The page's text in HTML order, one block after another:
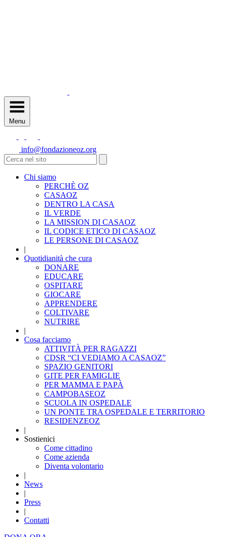
Menu
info@fondazioneoz.org
Chi siamo
PERCHÈ OZ
CASAOZ
DENTRO LA CASA
IL VERDE
LA MISSION DI CASAOZ
IL CODICE ETICO DI CASAOZ
LE PERSONE DI CASAOZ
|
Quotidianità che cura
DONARE
EDUCARE
OSPITARE
GIOCARE
APPRENDERE
COLTIVARE
NUTRIRE
|
Cosa facciamo
ATTIVITÀ PER RAGAZZI
CDSR “CI VEDIAMO A CASAOZ”
SPAZIO GENITORI
GITE PER FAMIGLIE
PER MAMMA E PAPÀ
CAMPOBASEOZ
SCUOLA IN OSPEDALE
UN PONTE TRA OSPEDALE E TERRITORIO
RESIDENZEOZ
|
Sostienici
Come cittadino
Come azienda
Diventa volontario
|
News
|
Press
|
Contatti